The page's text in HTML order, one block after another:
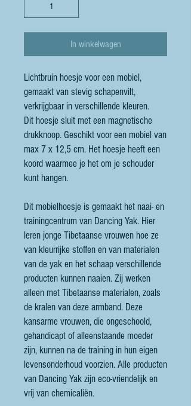
In winkelwagen
Lichtbruin hoesje voor een mobiel,
gemaakt van stevig schapenvilt,
verkrijgbaar in verschillende kleuren.
Dit hoesje sluit met een magnetische
drukknoop. Geschikt voor een mobiel van
max 7 x 12,5 cm. Het hoesje heeft een
koord waarmee je het om je schouder
kunt hangen.
Dit mobielhoesje is gemaakt het naai- en
trainingcentrum van Dancing Yak. Hier
leren jonge Tibetaanse vrouwen hoe ze
van kleurrijke stoffen en van materialen
van de yak en het schaap verschillende
producten kunnen naaien. Zij werken
alleen met Tibetaanse materialen, zoals
de kralen van deze armband. Deze
kansarme vrouwen, die ongeschoold,
gehandicapt of alleenstaande moeder
zijn, kunnen na de training in hun eigen
levensonderhoud voorzien. Alle producten
van Dancing Yak zijn eco-vriendelijk en
vrij van chemicaliën.